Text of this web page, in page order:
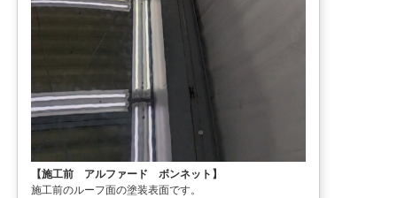
【施工前 アルファード ボンネット】
施工前のルーフ面の塗装表面です。